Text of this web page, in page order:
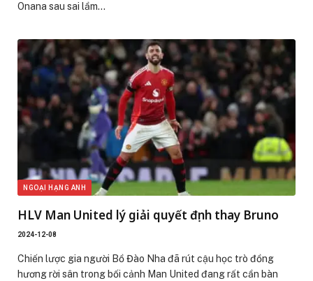
Onana sau sai lầm…
NGOẠI HẠNG ANH
HLV Man United lý giải quyết định thay Bruno
2024-12-08
Chiến lược gia người Bồ Đào Nha đã rút cậu học trò đồng
hương rời sân trong bối cảnh Man United đang rất cần bàn